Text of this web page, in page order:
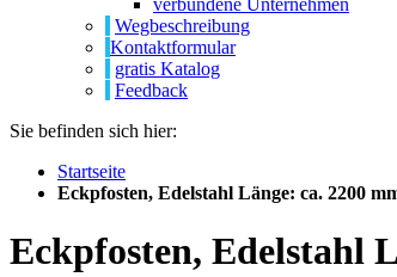
verbundene Unternehmen
Wegbeschreibung
Kontaktformular
gratis Katalog
Feedback
Sie befinden sich hier:
Startseite
Eckpfosten, Edelstahl Länge: ca. 2200
Eckpfosten, Edelstahl